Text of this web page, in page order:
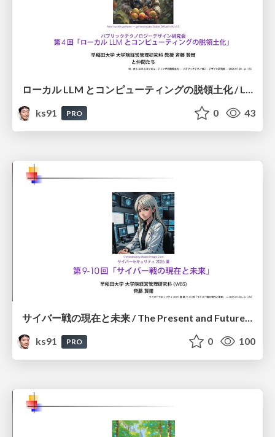
ks91
PRO 0 43
サイバー戦の現在と未来 / The Present and Future of Cyber Warfare
ks91
PRO 0 100